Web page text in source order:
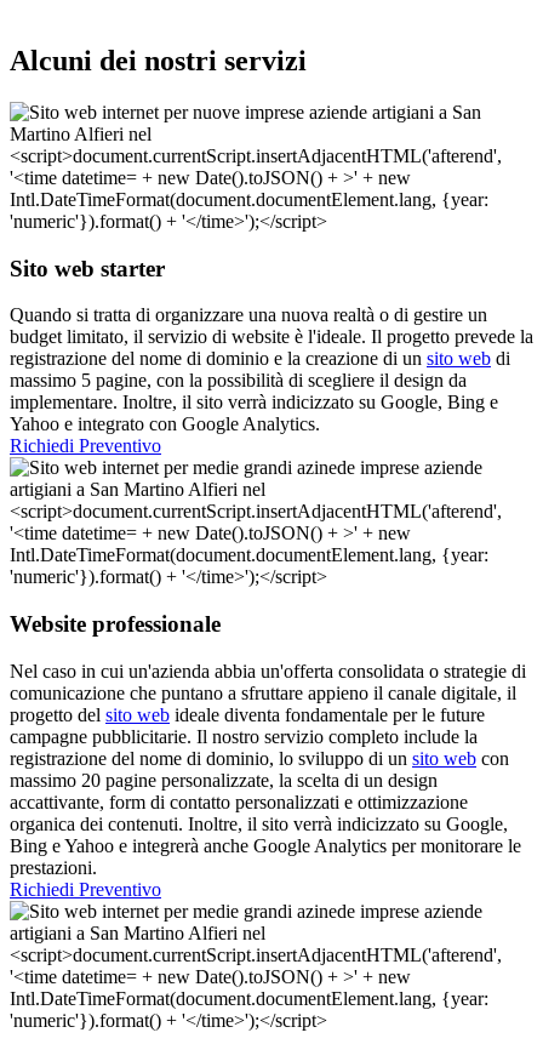
Alcuni dei nostri servizi
Sito web starter
Quando si tratta di organizzare una nuova realtà o di gestire un
budget limitato, il servizio di website è l'ideale. Il progetto prevede la
registrazione del nome di dominio e la creazione di un sito web di
massimo 5 pagine, con la possibilità di scegliere il design da
implementare. Inoltre, il sito verrà indicizzato su Google, Bing e
Yahoo e integrato con Google Analytics.
Richiedi Preventivo
Website professionale
Nel caso in cui un'azienda abbia un'offerta consolidata o strategie di
comunicazione che puntano a sfruttare appieno il canale digitale, il
progetto del sito web ideale diventa fondamentale per le future
campagne pubblicitarie. Il nostro servizio completo include la
registrazione del nome di dominio, lo sviluppo di un sito web con
massimo 20 pagine personalizzate, la scelta di un design
accattivante, form di contatto personalizzati e ottimizzazione
organica dei contenuti. Inoltre, il sito verrà indicizzato su Google,
Bing e Yahoo e integrerà anche Google Analytics per monitorare le
prestazioni.
Richiedi Preventivo